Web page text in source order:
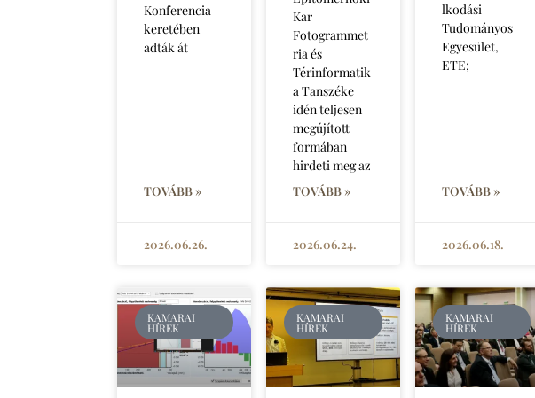
Konferencia
keretében
adták át
TOVÁBB »
2026.06.26.
Kar
Fotogrammet
ria és
Térinformatik
a Tanszéke
idén teljesen
megújított
formában
hirdeti meg az
TOVÁBB »
2026.06.24.
lkodási
Tudományos
Egyesület,
ETE;
TOVÁBB »
2026.06.18.
KAMARAI
HÍREK
KAMARAI
HÍREK
KAMARAI
HÍREK